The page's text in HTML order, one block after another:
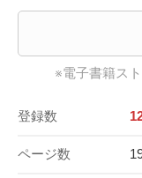
※電子書籍ス
登録数
ページ数